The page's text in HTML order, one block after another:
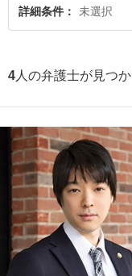
の実績豊富な近くの弁護士
詳細条件 未選択
4 人の弁護士が見つ